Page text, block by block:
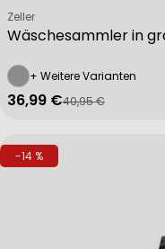
Wäschesammler in
Verkäufer:
Zeller
+ Weitere Varianten
Verkaufspreis
36,99 €
Regulärer Preis
40,95 €
-14 %